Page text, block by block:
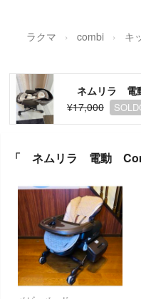
ラクマ combi キ
ネムリラ 電
¥17,000
「 ネムリラ 電動